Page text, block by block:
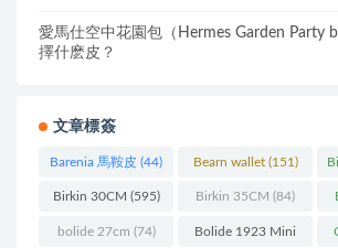
愛馬仕空中花園包（Hermes Garden Party
擇什麽皮？
文章標簽
Barenia 馬鞍皮 (44) Bearn wallet(151)
Birkin 30CM (595) Birkin 35CM (84)
bolide 27cm (74) Bolide 1923 Mini